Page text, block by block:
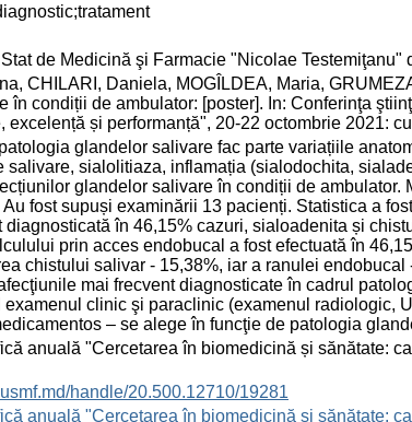
de Medicină şi Farmacie "Nicolae Testemiţanu"
CHILARI, Daniela, MOGÎLDEA, Maria,
în condiții de ambulator: [poster]. In: Conferinţa
excelență și performanță", 20-22 octombrie 2021:
glandelor salivare fac parte variațiile
salivare, sialolitiaza, inflamația (sialodochita,
glandelor salivare în condiții de ambulator.
fost supuși examinării 13 pacienți. Statistica a
diagnosticată în 46,15% cazuri, sialoadenita și
prin acces endobucal a fost efectuată în
chistului salivar - 15,38%, iar a ranulei
mai frecvent diagnosticate în cadrul
clinic şi paraclinic (examenul radiologic,
– se alege în funcţie de patologia
anuală "Cercetarea în biomedicină și sănătate:
handle/20.500.12710/19281
anuală "Cercetarea în biomedicină și sănătate: